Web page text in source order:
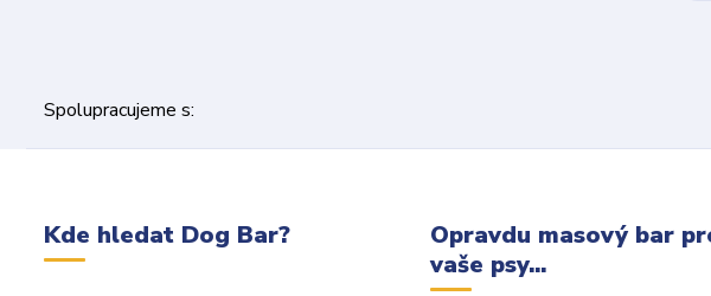
Spolupracujeme s:
Kde hledat Dog Bar?
Opravdu masový bar
vaše psy...